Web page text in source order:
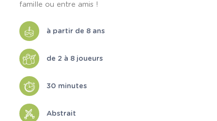
famille ou entre amis !
à partir de 8 ans
de 2 à 8 joueurs
30 minutes
Abstrait